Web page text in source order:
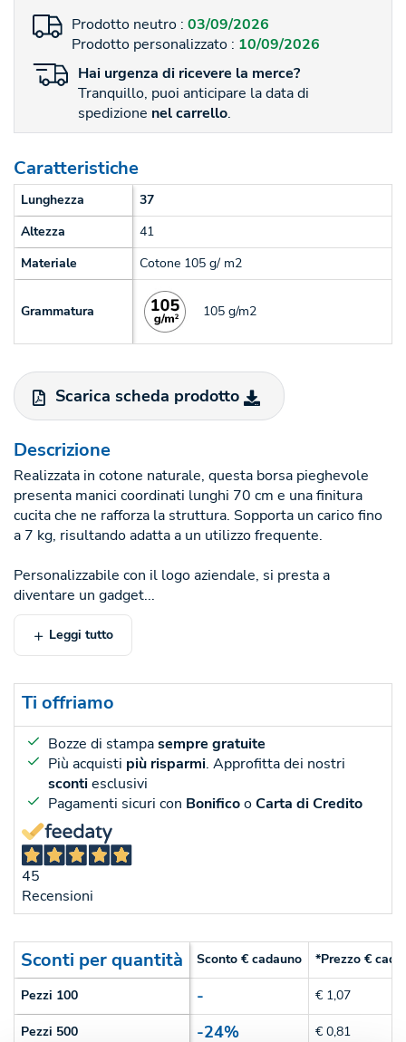
Prodotto neutro : 03/09/2026
Prodotto personalizzato : 10/09/2026
Hai urgenza di ricevere la merce?
Tranquillo, puoi anticipare la data di
spedizione nel carrello.
Caratteristiche
Lunghezza
37
Altezza
41
Materiale
Cotone 105 g/ m2
Grammatura 105 g/m2
Scarica scheda prodotto
Descrizione
Realizzata in cotone naturale, questa borsa pieghevole
presenta manici coordinati lunghi 70 cm e una finitura
cucita che ne rafforza la struttura. Sopporta un carico fino
a 7 kg, risultando adatta a un utilizzo frequente.
Personalizzabile con il logo aziendale, si presta a
diventare un gadget...
Leggi tutto
Ti offriamo
Bozze di stampasempre gratuite
Più acquisti più risparmi. Approfitta dei nostri
scontiesclusivi
Pagamenti sicuri con BonificooCarta di Credito
45
Recensioni
Sconti per quantità Sconto € cadauno *Prezzo €
Pezzi 100 - € 1,07
Pezzi 500 -24% € 0,81